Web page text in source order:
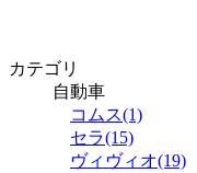
カテゴリ
自動車
コムス(1)
セラ(15)
ヴィヴィオ(19)